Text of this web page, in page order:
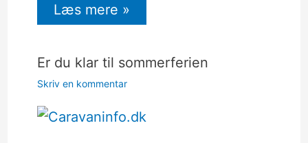
Læs mere »
Er du klar til sommerferien
Skriv en kommentar